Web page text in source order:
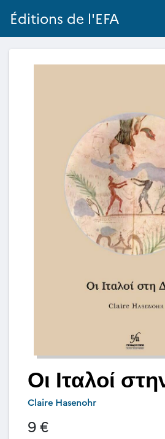
Éditions de l'EFA
Οι Ιταλοί
Claire Hasenohr
9 €